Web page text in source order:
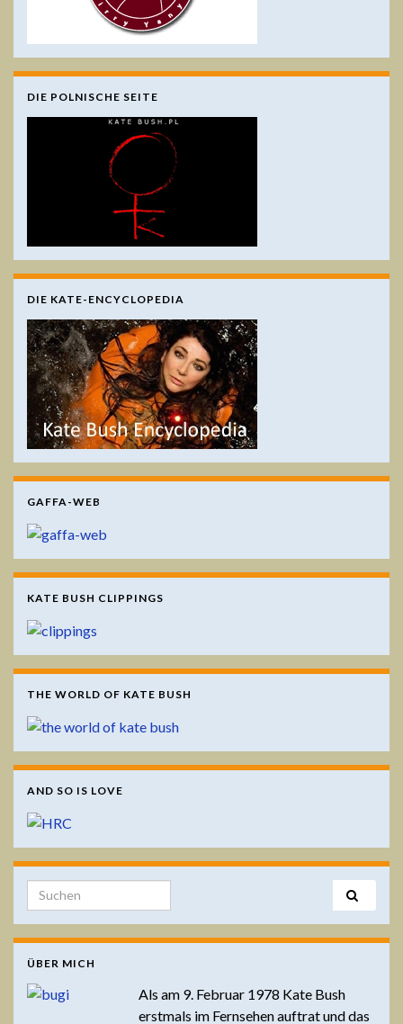
DIE POLNISCHE SEITE
DIE KATE-ENCYCLOPEDIA
GAFFA-WEB
KATE BUSH CLIPPINGS
THE WORLD OF KATE BUSH
AND SO IS LOVE
Search for:
ÜBER MICH
Als am 9. Februar 1978 Kate Bush
erstmals im Fernsehen auftrat und das